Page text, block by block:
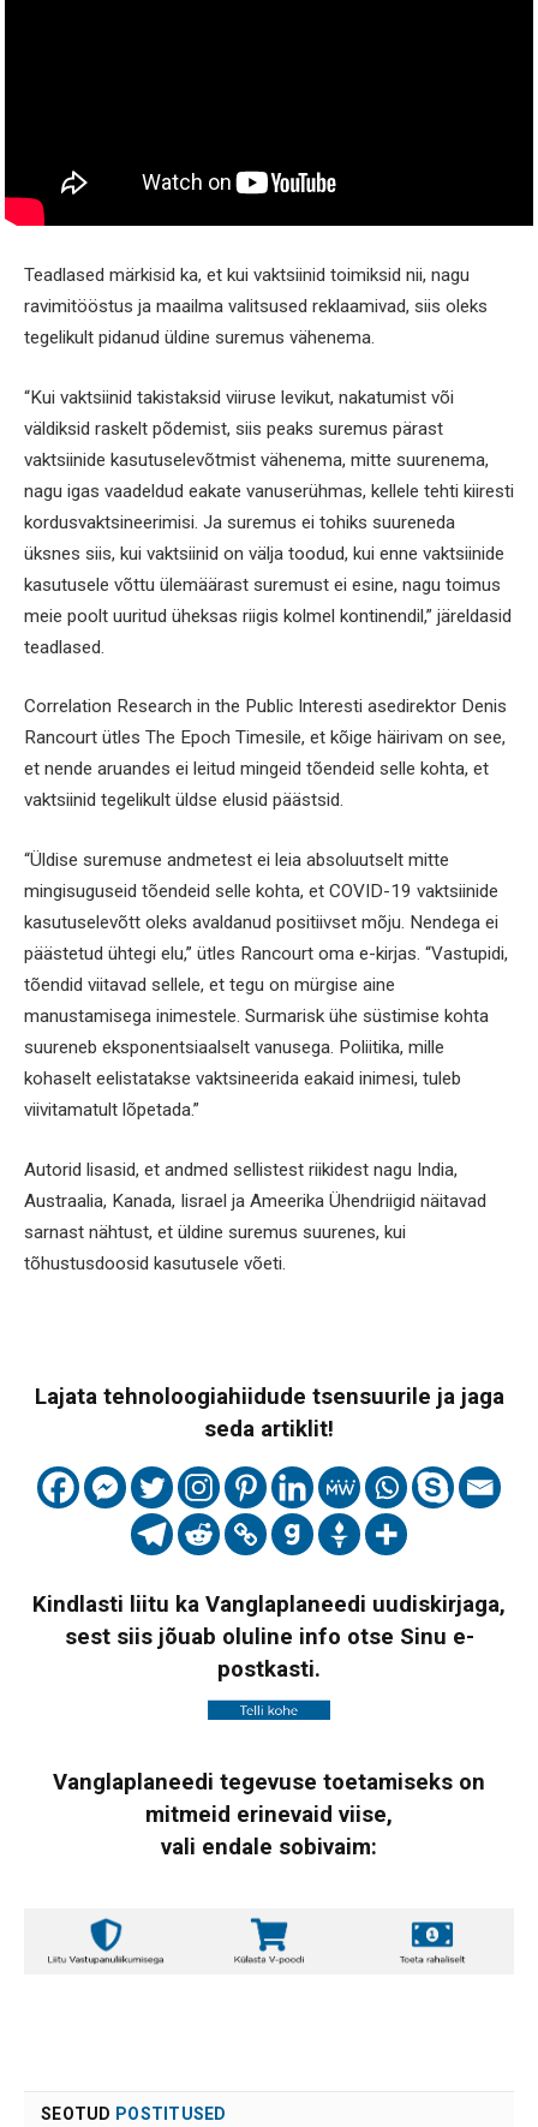
Teadlased märkisid ka, et kui vaktsiinid toimiksid nii, nagu
ravimitööstus ja maailma valitsused reklaamivad, siis oleks
tegelikult pidanud üldine suremus vähenema.
“Kui vaktsiinid takistaksid viiruse levikut, nakatumist või
väldiksid raskelt põdemist, siis peaks suremus pärast
vaktsiinide kasutuselevõtmist vähenema, mitte suurenema,
nagu igas vaadeldud eakate vanuserühmas, kellele tehti kiiresti
kordusvaktsineerimisi. Ja suremus ei tohiks suureneda
üksnes siis, kui vaktsiinid on välja toodud, kui enne vaktsiinide
kasutusele võttu ülemäärast suremust ei esine, nagu toimus
meie poolt uuritud üheksas riigis kolmel kontinendil,” järeldasid
teadlased.
Correlation Research in the Public Interesti asedirektor Denis
Rancourt ütles The Epoch Timesile, et kõige häirivam on see,
et nende aruandes ei leitud mingeid tõendeid selle kohta, et
vaktsiinid tegelikult üldse elusid päästsid.
“Üldise suremuse andmetest ei leia absoluutselt mitte
mingisuguseid tõendeid selle kohta, et COVID-19 vaktsiinide
kasutuselevõtt oleks avaldanud positiivset mõju. Nendega ei
päästetud ühtegi elu,” ütles Rancourt oma e-kirjas. “Vastupidi,
tõendid viitavad sellele, et tegu on mürgise aine
manustamisega inimestele. Surmarisk ühe süstimise kohta
suureneb eksponentsiaalselt vanusega. Poliitika, mille
kohaselt eelistatakse vaktsineerida eakaid inimesi, tuleb
viivitamatult lõpetada.”
Autorid lisasid, et andmed sellistest riikidest nagu India,
Austraalia, Kanada, Iisrael ja Ameerika Ühendriigid näitavad
sarnast nähtust, et üldine suremus suurenes, kui
tõhustusdoosid kasutusele võeti.
Lajata tehnoloogiahiidude tsensuurile ja jaga
seda artiklit!
Kindlasti liitu ka Vanglaplaneedi uudiskirjaga,
sest siis jõuab oluline info otse Sinu e-
postkasti.
Vanglaplaneedi tegevuse toetamiseks on
mitmeid erinevaid viise,
vali endale sobivaim:
SEOTUD POSTITUSED